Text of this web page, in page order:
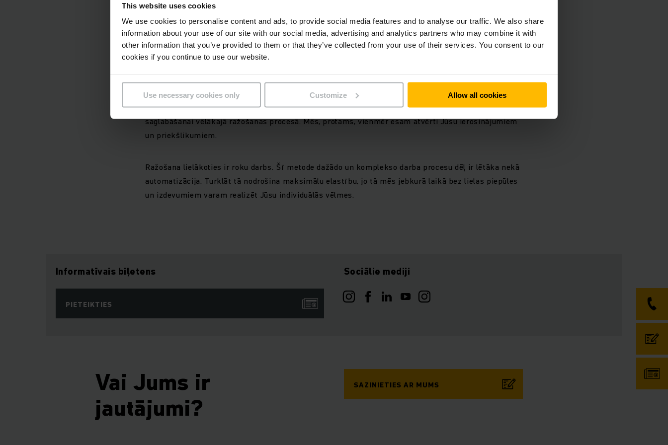
This website uses cookies
We use cookies to personalise content and ads, to provide social media features and to analyse our traffic. We also share
information about your use of our site with our social media, advertising and analytics partners who may combine it with
other information that you’ve provided to them or that they’ve collected from your use of their services. You consent to our
cookies if you continue to use our website.
Use necessary cookies only Customize Allow all cookies
veidā nosakot jaunus standartus attiecīgajā nozarē. Ieguvēji no šīs bagātās pieredzes esat arī Jūs.
Precīzi pielāgotas kabeļu sistēmas no viena
ražotāja
Maksimāli rūpīgi projektēšanai pievēršamies jau pašā tās sākumposmā. Mēs precīzi ņemam vērā
Jūsu elektroinstalācijai izvirzītās prasības un pastāvīgi sekojam līdzi ekonomiskuma un elastības
saglabāšanai vēlākajā ražošanas procesā. Mēs, protams, vienmēr esam atvērti Jūsu ierosinājumiem
un priekšlikumiem.
Ražošana lielākoties ir roku darbs. Šī metode dažādo un komplekso darba procesu dēļ ir lētāka nekā
automatizācija. Turklāt tā nodrošina maksimālu elastību, jo tā mēs jebkurā laikā bez lielas piepūles
un izdevumiem varam realizēt Jūsu individuālās vēlmes.
Informatīvais biļetens
PIETEIKTIES
Sociālie mediji
Vai Jums ir
jautājumi?
SAZINIETIES AR MUMS